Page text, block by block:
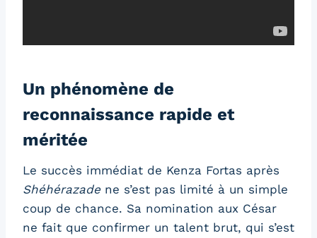
Un phénomène de
reconnaissance rapide et
méritée
Le succès immédiat de Kenza Fortas après
Shéhérazadene s’est pas limité à un simple
coup de chance. Sa nomination aux César
ne fait que confirmer un talent brut, qui s’est